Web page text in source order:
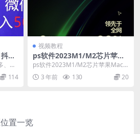
音
与
，
、抖
微
114
视频教程
ps软件2023M1/M2芯片苹果
Mac中文版ai/Photoshop202
2实用视频教程
ps软件2023M1/M2芯片苹果Mac
中文版ai/Photoshop2022实...
3 年前 130 20
位置一览